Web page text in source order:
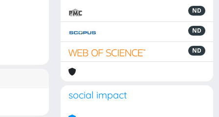
ND
ND
ND
social impact